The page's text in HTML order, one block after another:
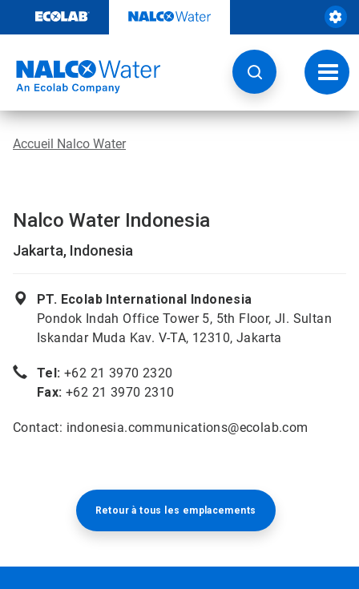
contenu​​​​​​​
à
Accueil Nalco Water
Nalco Water Indonesia
Jakarta, Indonesia
PT. Ecolab International Indonesia
Pondok Indah Office Tower 5, 5th Floor, Jl. Sultan
Iskandar Muda Kav. V-TA, 12310, Jakarta
Tel: +62 21 3970 2320
Fax: +62 21 3970 2310
Contact: indonesia.communications@ecolab.com
Retour à tous les emplacements​​​​​​​